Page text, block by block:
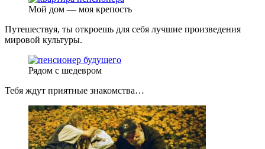
Мой дом — моя крепость
Путешествуя, ты откроешь для себя лучшие произведения
мировой культуры.
Рядом с шедевром
Тебя ждут приятные знакомства…